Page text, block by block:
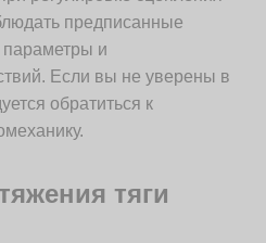
предписанные
параметры и
Если вы не уверены в
обратиться к
тяги